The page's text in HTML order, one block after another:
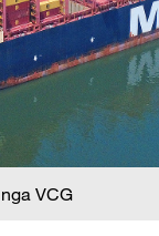
VCG